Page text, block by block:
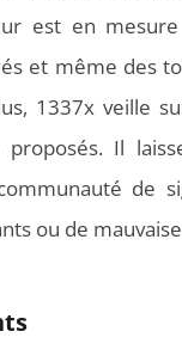
est en
et même des
1337x veille
Il
de
ou de